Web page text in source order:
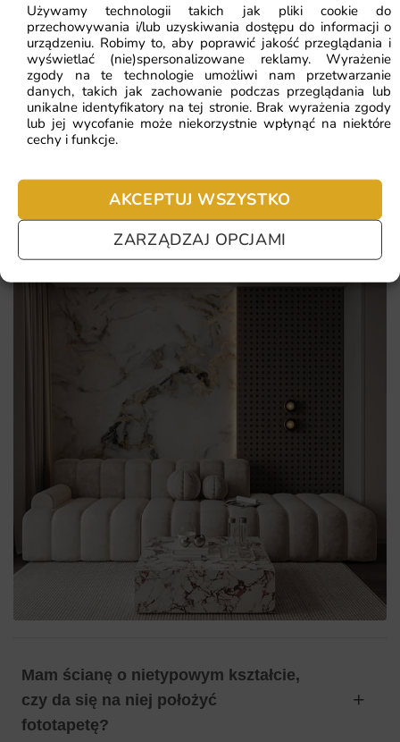
Używamy technologii takich jak pliki cookie do
przechowywania i/lub uzyskiwania dostępu do informacji o
urządzeniu. Robimy to, aby poprawić jakość przeglądania i
wyświetlać (nie)spersonalizowane reklamy. Wyrażenie
zgody na te technologie umożliwi nam przetwarzanie
danych, takich jak zachowanie podczas przeglądania lub
unikalne identyfikatory na tej stronie. Brak wyrażenia zgody
lub jej wycofanie może niekorzystnie wpłynąć na niektóre
cechy i funkcje.
AKCEPTUJ WSZYSTKO
ZARZĄDZAJ OPCJAMI
egzemplarza
trwałość wydruku potwierdzona codziennym
użytkowaniem
wydruk na ekologicznych tuszach bezpiecznych dla
domowników
ZOBACZ WSZYSTKIE
Najczęściej zadawane pytania
nie chcesz czekać – sprawdź najczęściej zadawane pytania.
Mam ścianę o nietypowym kształcie,
czy da się na niej położyć
fototapetę?